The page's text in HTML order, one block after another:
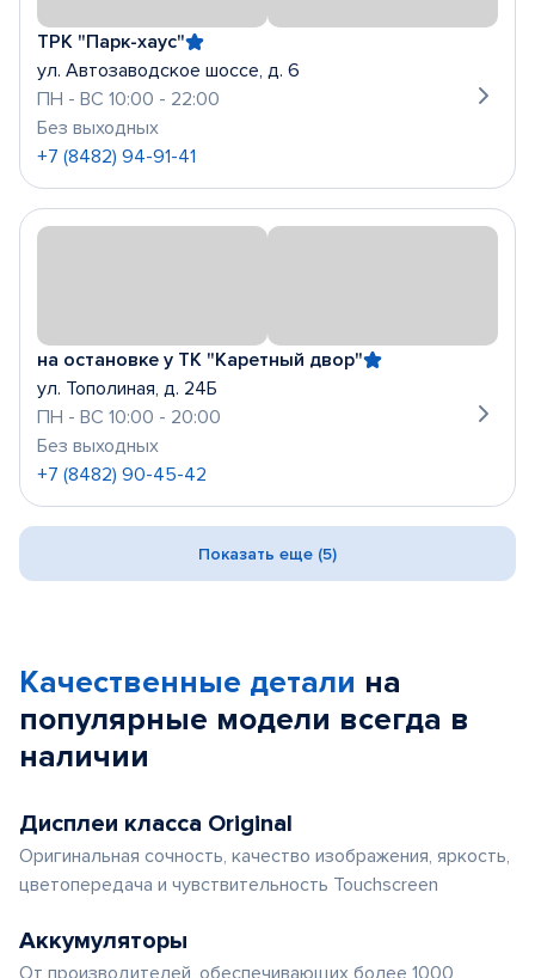
ТРК "Парк-хаус"
ул. Автозаводское шоссе, д. 6
ПН - ВС 10:00 - 22:00
Без выходных
+7 (8482) 94-91-41
на остановке у ТК "Каретный двор"
ул. Тополиная, д. 24Б
ПН - ВС 10:00 - 20:00
Без выходных
+7 (8482) 90-45-42
Показать еще (5)
Качественные детали на
популярные модели всегда в
наличии
Дисплеи класса Original
Оригинальная сочность, качество изображения, яркость,
цветопередача и чувствительность Touchscreen
Аккумуляторы
От производителей, обеспечивающих более 1000